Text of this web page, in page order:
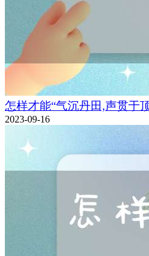
怎样才能“气沉丹田,声贯于
2023-09-16